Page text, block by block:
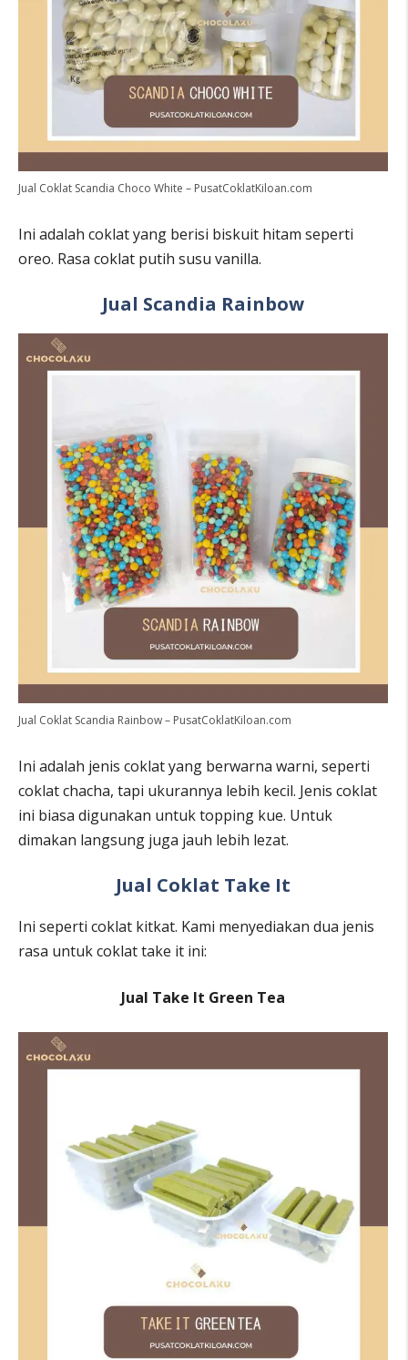
Jual Coklat Scandia Choco White – PusatCoklatKiloan.com
Ini adalah coklat yang berisi biskuit hitam seperti
oreo. Rasa coklat putih susu vanilla.
Jual Scandia Rainbow
Jual Coklat Scandia Rainbow – PusatCoklatKiloan.com
Ini adalah jenis coklat yang berwarna warni, seperti
coklat chacha, tapi ukurannya lebih kecil. Jenis coklat
ini biasa digunakan untuk topping kue. Untuk
dimakan langsung juga jauh lebih lezat.
Jual Coklat Take It
Ini seperti coklat kitkat. Kami menyediakan dua jenis
rasa untuk coklat take it ini:
Jual Take It Green Tea